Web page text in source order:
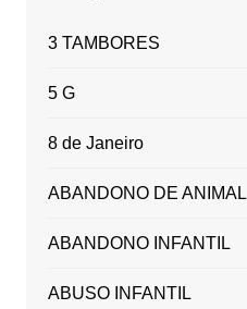
3 TAMBORES
5 G
8 de Janeiro
ABANDONO DE ANIMAL
ABANDONO INFANTIL
ABUSO INFANTIL